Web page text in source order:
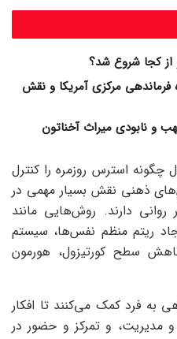
از کجا شروع شد؟
مرکزی آمریکا و نقش
و نابودی میراث آخناتون
چگونه استرس روزمره را کنترل
ذهنی نقش بسیار مهمی در
دارند. روش‌هایی مانند
ریتم منظم نفس‌ها، سیستم
سطح کورتیزول، هورمون
به فرد کمک می‌کنند تا افکار
و مدیریت، و تمرکز و حضور در